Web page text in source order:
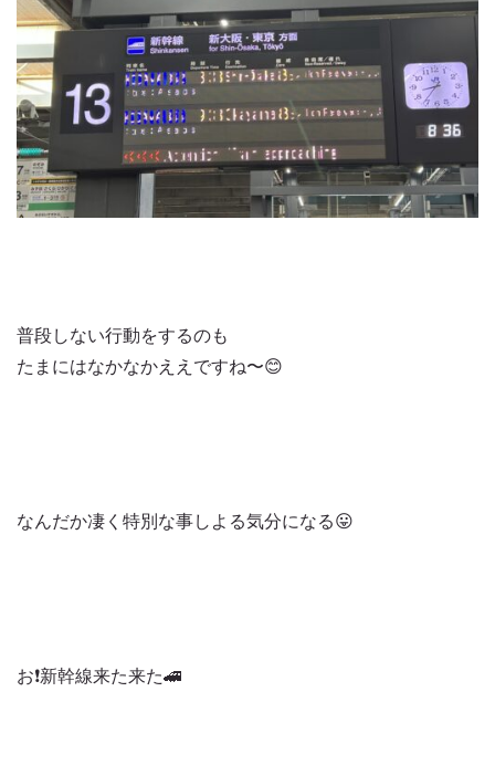
普段しない行動をするのも
たまにはなかなかええですね〜😊
なんだか凄く特別な事しよる気分になる😛
お❗️新幹線来た来た🚄